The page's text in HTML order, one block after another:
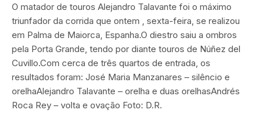
O matador de touros Alejandro Talavante foi o máximo
triunfador da corrida que ontem , sexta-feira, se realizou
em Palma de Maiorca, Espanha.O diestro saiu a ombros
pela Porta Grande, tendo por diante touros de Núñez del
Cuvillo.Com cerca de três quartos de entrada, os
resultados foram: José Maria Manzanares – silêncio e
orelhaAlejandro Talavante – orelha e duas orelhasAndrés
Roca Rey – volta e ovação Foto: D.R.